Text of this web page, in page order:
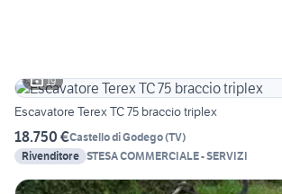
19
Escavatore Terex TC 75 braccio triplex
18.750 €Castello di Godego(TV)
Rivenditore STESA COMMERCIALE - SERVIZI